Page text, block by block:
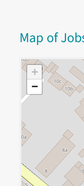
Map of
+
−